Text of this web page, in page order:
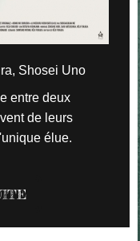
Shosei Uno
entre deux
de leurs
élue.